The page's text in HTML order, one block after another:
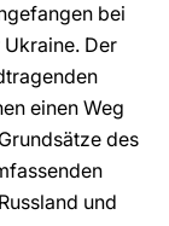
bei
Der
einen Weg
des
und